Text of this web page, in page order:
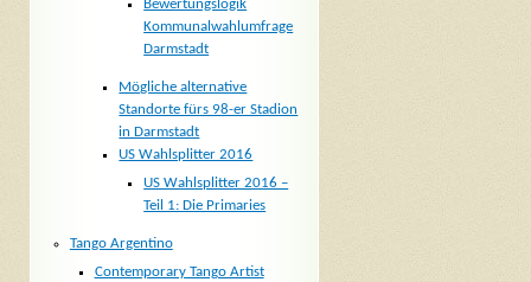
Bewertungslogik
Kommunalwahlumfrage
Darmstadt
Mögliche alternative
Standorte fürs 98-er Stadion
in Darmstadt
US Wahlsplitter 2016
US Wahlsplitter 2016 –
Teil 1: Die Primaries
Tango Argentino
Contemporary Tango Artist